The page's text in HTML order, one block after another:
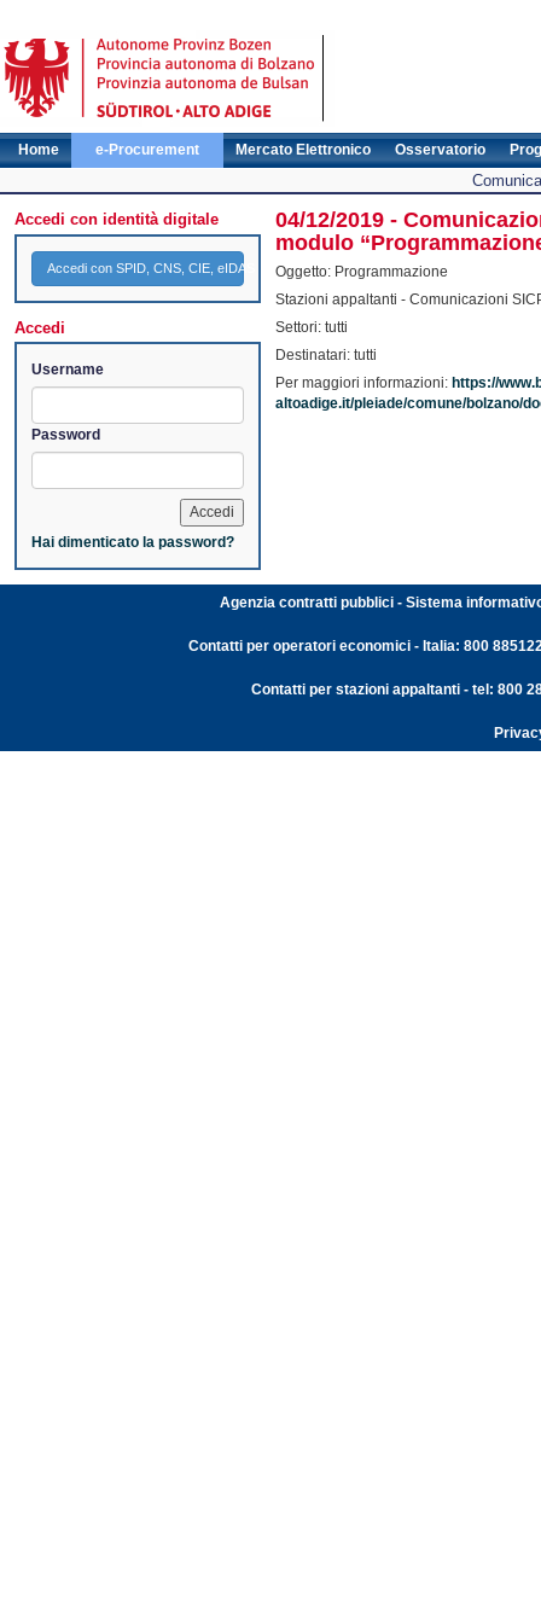
Home e-Procurement Mercato Elettronico Osservatorio
Accedi con identità digitale
Accedi con SPID, CNS, CIE, eIDAS
Accedi
Username
Password
Hai dimenticato la password?
04/12/2019 -
modulo
Oggetto: Programmazione
Stazioni appaltanti - Comunicazioni
Settori: tutti
Destinatari: tutti
Per maggiori informazioni: https://
altoadige.it/pleiade/comune/bolzano/
Agenzia contratti pubblici - Sistema
Contatti per operatori economici - Italia: 800
Contatti per stazioni appaltanti - tel: 800